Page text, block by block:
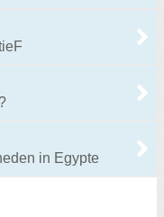
in Egypte